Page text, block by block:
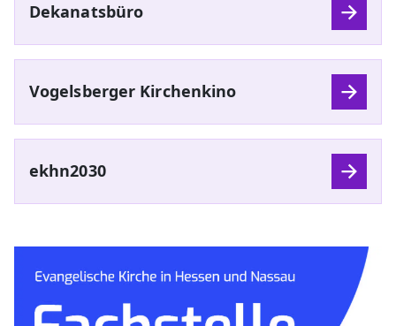
Dekanatsbüro
Vogelsberger Kirchenkino
ekhn2030